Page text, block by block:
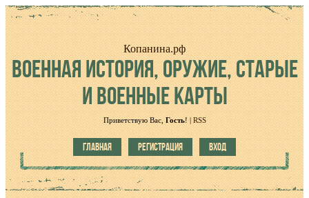
Копанина.рф
ВОЕННАЯИСТОРИЯ, ОРУЖИЕ, СТАРЫЕ
И ВОЕННЫЕ КАРТЫ
Приветствую Вас, Гость! | RSS
ГЛАВНАЯ РЕГИСТРАЦИЯ ВХОД